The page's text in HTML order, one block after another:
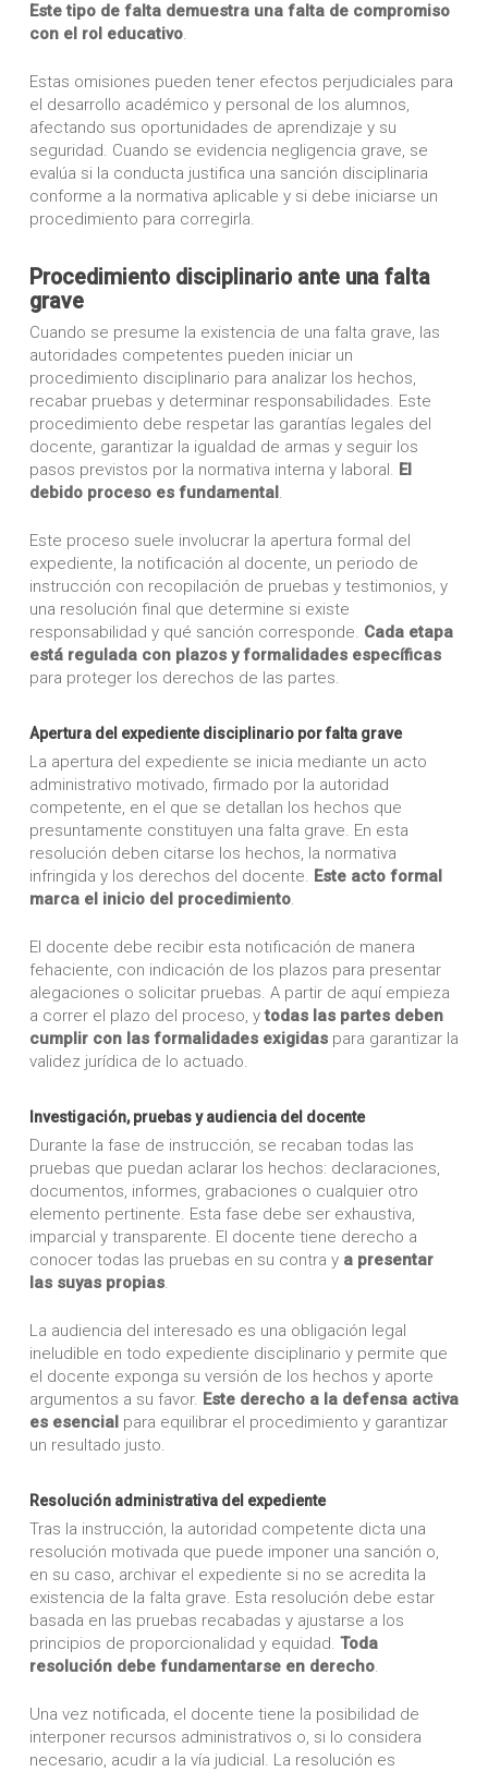
Este tipo de falta demuestra una falta de compromiso
con el rol educativo.
Estas omisiones pueden tener efectos perjudiciales para
el desarrollo académico y personal de los alumnos,
afectando sus oportunidades de aprendizaje y su
seguridad. Cuando se evidencia negligencia grave, se
evalúa si la conducta justifica una sanción disciplinaria
conforme a la normativa aplicable y si debe iniciarse un
procedimiento para corregirla.
Procedimiento disciplinario ante una falta
grave
Cuando se presume la existencia de una falta grave, las
autoridades competentes pueden iniciar un
procedimiento disciplinario para analizar los hechos,
recabar pruebas y determinar responsabilidades. Este
procedimiento debe respetar las garantías legales del
docente, garantizar la igualdad de armas y seguir los
pasos previstos por la normativa interna y laboral. El
debido proceso es fundamental.
Este proceso suele involucrar la apertura formal del
expediente, la notificación al docente, un periodo de
instrucción con recopilación de pruebas y testimonios, y
una resolución final que determine si existe
responsabilidad y qué sanción corresponde. Cada etapa
está regulada con plazos y formalidades específicas
para proteger los derechos de las partes.
Apertura del expediente disciplinario por falta grave
La apertura del expediente se inicia mediante un acto
administrativo motivado, firmado por la autoridad
competente, en el que se detallan los hechos que
presuntamente constituyen una falta grave. En esta
resolución deben citarse los hechos, la normativa
infringida y los derechos del docente. Este acto formal
marca el inicio del procedimiento.
El docente debe recibir esta notificación de manera
fehaciente, con indicación de los plazos para presentar
alegaciones o solicitar pruebas. A partir de aquí empieza
a correr el plazo del proceso, ytodas las partes deben
cumplir con las formalidades exigidaspara garantizar la
validez jurídica de lo actuado.
Investigación, pruebas y audiencia del docente
Durante la fase de instrucción, se recaban todas las
pruebas que puedan aclarar los hechos: declaraciones,
documentos, informes, grabaciones o cualquier otro
elemento pertinente. Esta fase debe ser exhaustiva,
imparcial y transparente. El docente tiene derecho a
conocer todas las pruebas en su contra y a presentar
las suyas propias.
La audiencia del interesado es una obligación legal
ineludible en todo expediente disciplinario y permite que
el docente exponga su versión de los hechos y aporte
argumentos a su favor. Este derecho a la defensa activa
es esencial para equilibrar el procedimiento y garantizar
un resultado justo.
Resolución administrativa del expediente
Tras la instrucción, la autoridad competente dicta una
resolución motivada que puede imponer una sanción o,
en su caso, archivar el expediente si no se acredita la
existencia de la falta grave. Esta resolución debe estar
basada en las pruebas recabadas y ajustarse a los
principios de proporcionalidad y equidad. Toda
resolución debe fundamentarse en derecho.
Una vez notificada, el docente tiene la posibilidad de
interponer recursos administrativos o, si lo considera
necesario, acudir a la vía judicial. La resolución es